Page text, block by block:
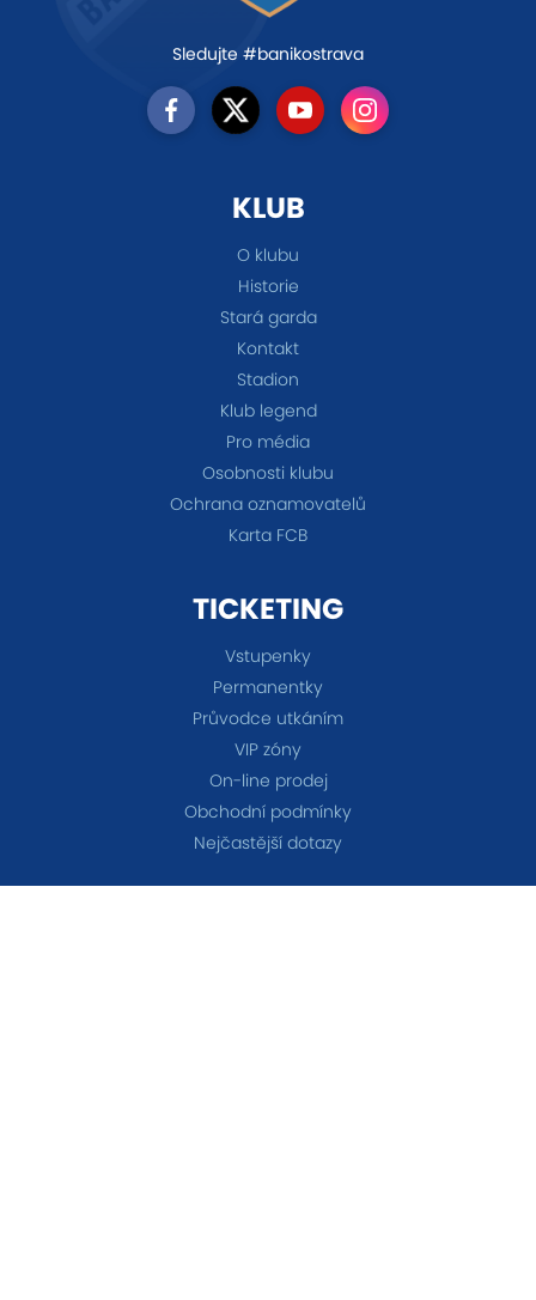
Sledujte #banikostrava
KLUB
O klubu
Historie
Stará garda
Kontakt
Stadion
Klub legend
Pro média
Osobnosti klubu
Ochrana oznamovatelů
Karta FCB
TICKETING
Vstupenky
Permanentky
Průvodce utkáním
VIP zóny
On-line prodej
Obchodní podmínky
Nejčastější dotazy